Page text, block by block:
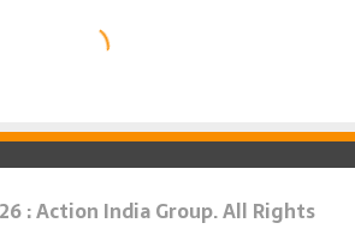
: Action India Group. All Rights